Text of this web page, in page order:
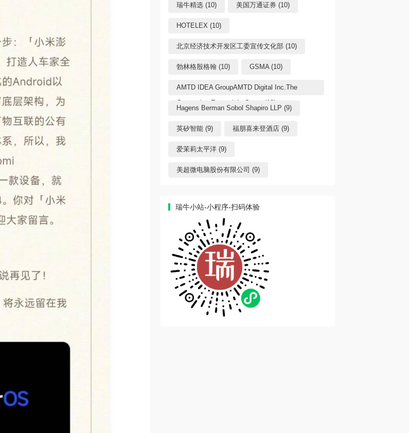
瑞牛精选 (10) 美国万通证券 (10)
HOTELEX (10)
北京经济技术开发区工委宣传文化部 (10)
勃林格殷格翰 (10) GSMA (10)
AMTD IDEA GroupAMTD Digital Inc.The
Generation Essentials Group (10)
Hagens Berman Sobol Shapiro LLP (9)
英矽智能 (9) 福朋喜来登酒店 (9)
爱茉莉太平洋 (9)
美超微电脑股份有限公司 (9)
瑞牛小站-小程序-扫码体验